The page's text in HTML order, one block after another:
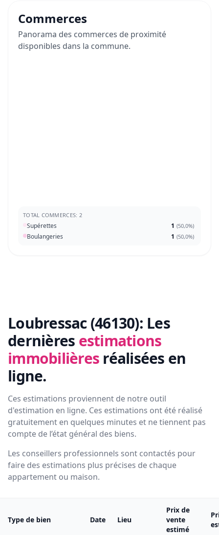
Commerces
Panorama des commerces de proximité
disponibles dans la commune.
TOTAL COMMERCES: 2
Supérettes 1 (50,0%)
Boulangeries 1 (50,0%)
Loubressac (46130): Les
dernières estimations
immobilières réalisées en
ligne.
Ces estimations proviennent de notre outil
d'estimation en ligne. Ces estimations ont été réalisé
gratuitement en quelques minutes et ne tiennent pas
compte de l’état général des biens.
Les conseillers professionnels sont contactés pour
faire des estimations plus précises de chaque
appartement ou maison.
Type de bien Date Lieu
Prix de
vente
estimé